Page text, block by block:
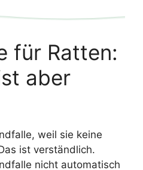
für Ratten:
aber
weil sie keine
ist verständlich.
nicht automatisch